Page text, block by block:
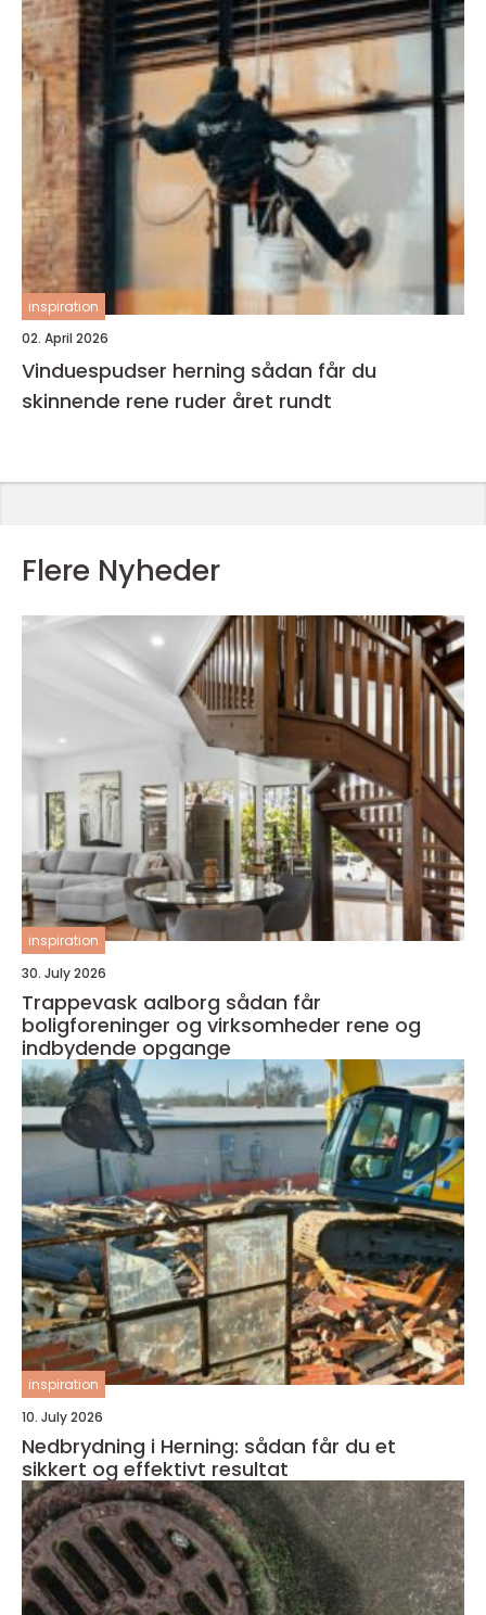
inspiration
02. April 2026
Vinduespudser herning sådan får du
skinnende rene ruder året rundt
Flere Nyheder
inspiration
30. July 2026
Trappevask aalborg sådan får
boligforeninger og virksomheder rene og
indbydende opgange
inspiration
10. July 2026
Nedbrydning i Herning: sådan får du et
sikkert og effektivt resultat